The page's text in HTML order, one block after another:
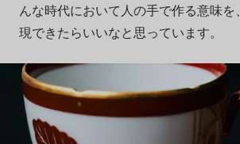
んな時代において人の手で作る意味を、
現できたらいいなと思っています。